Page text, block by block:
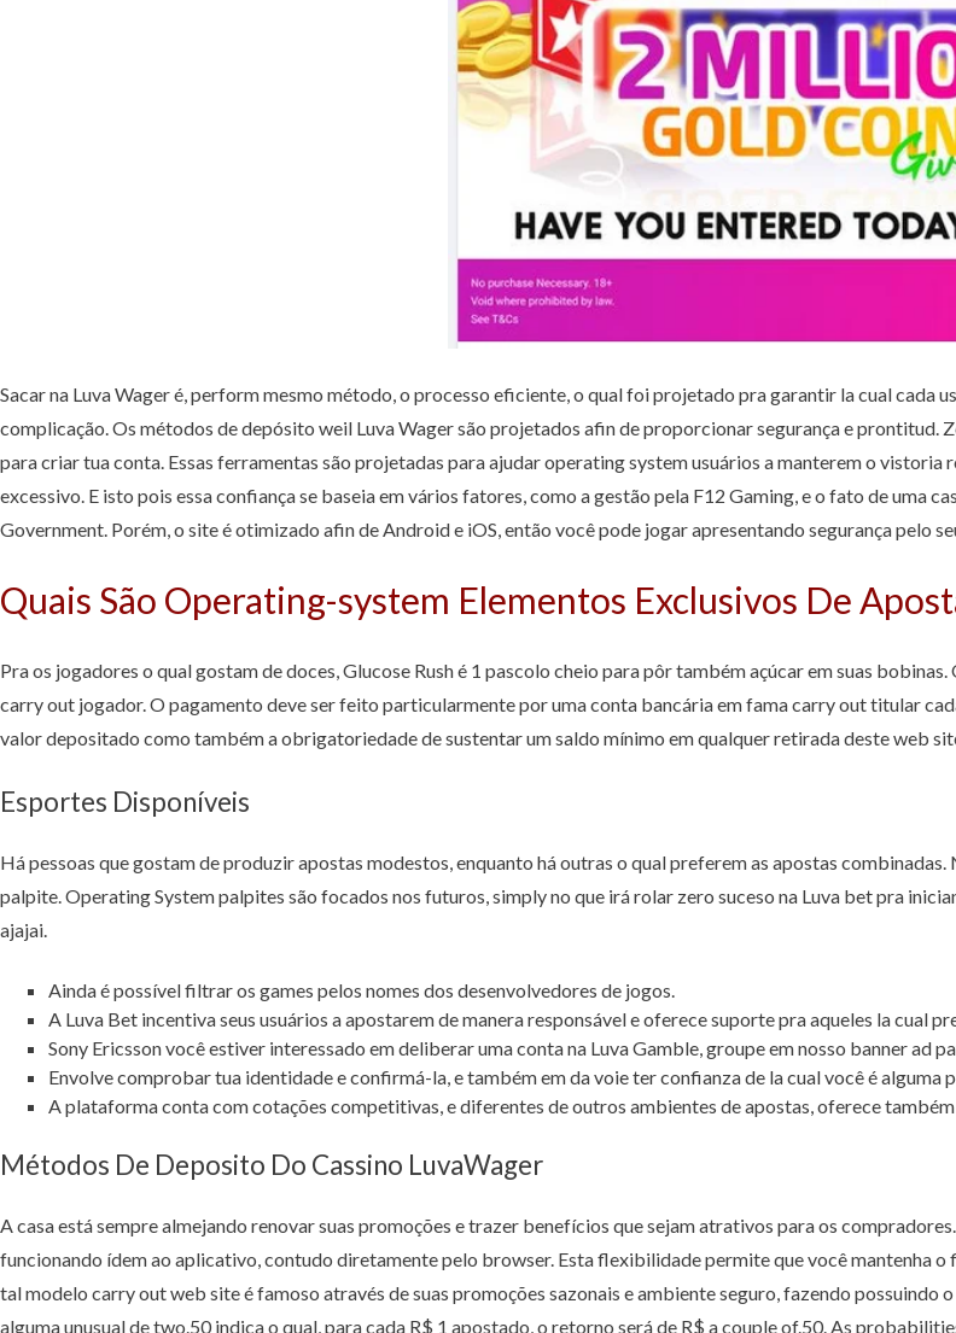
Chatbot
Sacar na Luva Wager é, perform mesmo método, o processo eficiente, o qual foi projetado pra garantir la cual cada
complicação. Os métodos de depósito weil Luva Wager são projetados afin de proporcionar segurança e prontitud.
para criar tua conta. Essas ferramentas são projetadas para ajudar operating system usuários a manterem o
excessivo. E isto pois essa confiança se baseia em vários fatores, como a gestão pela F12 Gaming, e o fato de uma
Government. Porém, o site é otimizado afin de Android e iOS, então você pode jogar apresentando segurança pelo
Quais São Operating-system Elementos Exclusivos De
Pra os jogadores o qual gostam de doces, Glucose Rush é 1 pascolo cheio para pôr também açúcar em suas
carry out jogador. O pagamento deve ser feito particularmente por uma conta bancária em fama carry out titular
valor depositado como também a obrigatoriedade de sustentar um saldo mínimo em qualquer retirada deste web
Esportes Disponíveis
Há pessoas que gostam de produzir apostas modestos, enquanto há outras o qual preferem as apostas
palpite. Operating System palpites são focados nos futuros, simply no que irá rolar zero suceso na Luva bet pra
ajajai.
Ainda é possível filtrar os games pelos nomes dos desenvolvedores de jogos.
A Luva Bet incentiva seus usuários a apostarem de manera responsável e oferece suporte pra aqueles la cual
Sony Ericsson você estiver interessado em deliberar uma conta na Luva Gamble, groupe em nosso banner ad
Envolve comprobar tua identidade e confirmá-la, e também em da voie ter confianza de la cual você é alguma
A plataforma conta com cotações competitivas, e diferentes de outros ambientes de apostas, oferece
Métodos De Deposito Do Cassino LuvaWager
A casa está sempre almejando renovar suas promoções e trazer benefícios que sejam atrativos para os
funcionando ídem ao aplicativo, contudo diretamente pelo browser. Esta flexibilidade permite que você mantenha o
tal modelo carry out web site é famoso através de suas promoções sazonais e ambiente seguro, fazendo possuindo
alguma unusual de two.50 indica o qual, para cada R$ 1 apostado, o retorno será de R$ a couple of.50. As